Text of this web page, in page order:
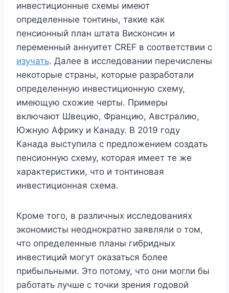
инвестиционные схемы имеют
определенные тонтины, такие как
пенсионный план штата Висконсин и
переменный аннуитет CREF в соответствии с
изучать. Далее в исследовании перечислены
некоторые страны, которые разработали
определенную инвестиционную схему,
имеющую схожие черты. Примеры
включают Швецию, Францию, Австралию,
Южную Африку и Канаду. В 2019 году
Канада выступила с предложением создать
пенсионную схему, которая имеет те же
характеристики, что и тонтиновая
инвестиционная схема.
Кроме того, в различных исследованиях
экономисты неоднократно заявляли о том,
что определенные планы гибридных
инвестиций могут оказаться более
прибыльными. Это потому, что они могли бы
работать лучше с точки зрения годовой